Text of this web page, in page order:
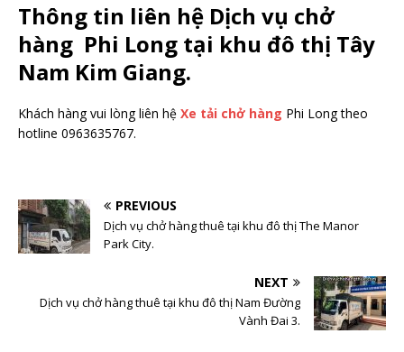
Thông tin liên hệ Dịch vụ chở
hàng Phi Long tại khu đô thị Tây
Nam Kim Giang.
Khách hàng vui lòng liên hệ Xe tải chở hàng Phi Long theo
hotline 0963635767.
PREVIOUS
Dịch vụ chở hàng thuê tại khu đô thị The Manor
Park City.
NEXT
Dịch vụ chở hàng thuê tại khu đô thị Nam Đường
Vành Đai 3.